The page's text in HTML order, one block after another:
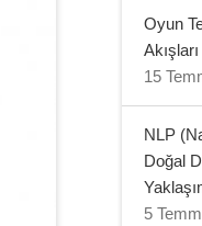
Oyun
Akışları
15
NLP
Doğal
5